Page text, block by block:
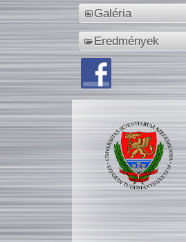
Galéria
Eredmények